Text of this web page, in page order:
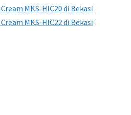
MKS-HIC20 di Bekasi
MKS-HIC22 di Bekasi